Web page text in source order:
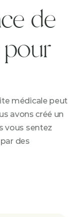
de
médicale peut
avons créé un
vous sentez
des